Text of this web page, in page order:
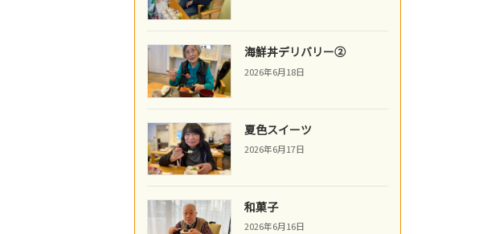
海鮮丼デリバリー②
2026年6月18日
夏色スイーツ
2026年6月17日
和菓子
2026年6月16日